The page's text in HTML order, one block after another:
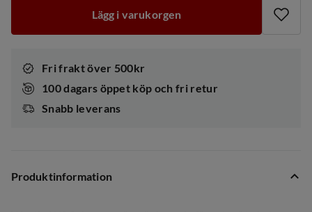
Lägg i varukorgen
Fri frakt över 500kr
100 dagars öppet köp och fri retur
Snabb leverans
Produktinformation